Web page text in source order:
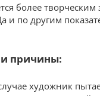
более
и по другим
причины:
художник